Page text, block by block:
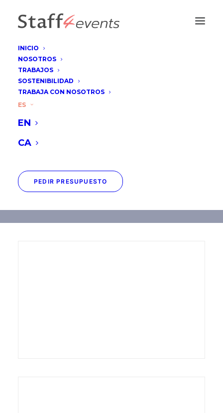
INICIO
NOSOTROS
TRABAJOS
SOSTENIBILIDAD
TRABAJA CON NOSOTROS
ES
EN
CA
PEDIR PRESUPUESTO